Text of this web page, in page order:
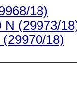
18)
N (29973/
18)